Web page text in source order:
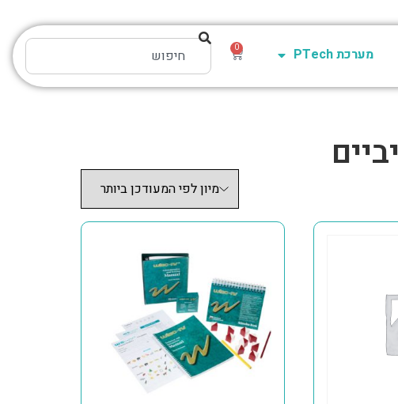
0 מערכת PTech